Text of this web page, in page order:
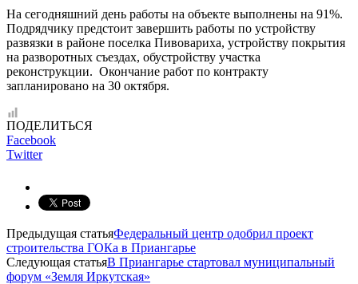
На сегодняшний день работы на объекте выполнены на 91%.
Подрядчику предстоит завершить работы по устройству
развязки в районе поселка Пивовариха, устройству покрытия
на разворотных съездах, обустройству участка
реконструкции. Окончание работ по контракту
запланировано на 30 октября.
ПОДЕЛИТЬСЯ
Facebook
Twitter
Предыдущая статьяФедеральный центр одобрил проект
строительства ГОКа в Приангарье
Следующая статьяВ Приангарье стартовал муниципальный
форум «Земля Иркутская»